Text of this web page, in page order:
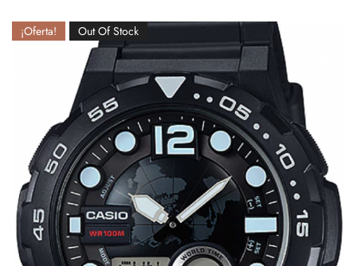
¡Oferta! Out Of Stock